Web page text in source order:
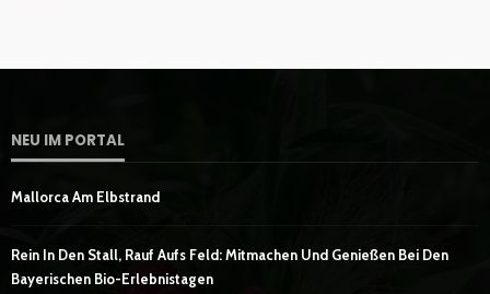
NEU IM PORTAL
Mallorca Am Elbstrand
Rein In Den Stall, Rauf Aufs Feld: Mitmachen Und Genießen Bei Den
Bayerischen Bio-Erlebnistagen